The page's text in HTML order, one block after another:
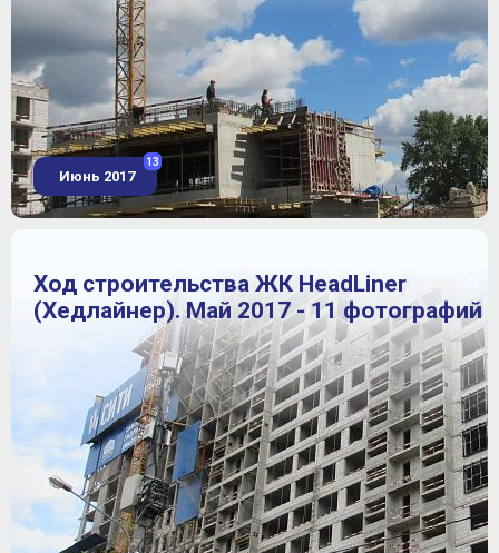
Июнь 2017
13
Ход строительства ЖК HeadLiner
(Хедлайнер). Май 2017 - 11 фотографий